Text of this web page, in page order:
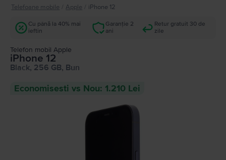
Telefoane mobile Apple iPhone 12
Cu până la 40% mai
ieftin
Garanție 2
ani
Retur gratuit 30 de
zile
Telefon mobil Apple
iPhone 12
Black, 256 GB, Bun
Economisesti vs Nou: 1.210 Lei